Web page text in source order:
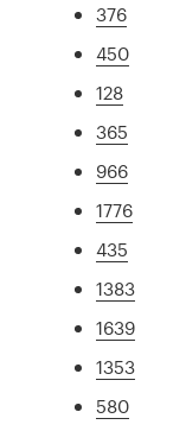
376
450
128
365
966
1776
435
1383
1639
1353
580